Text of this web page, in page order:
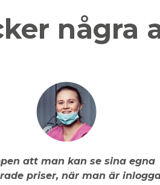
några
att man kan se sina egna
priser, när man är